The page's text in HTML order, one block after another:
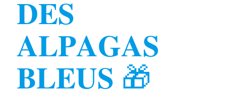
𝐃𝐄𝐒
𝐀𝐋𝐏𝐀𝐆𝐀𝐒
𝐁𝐋𝐄𝐔𝐒 🎁